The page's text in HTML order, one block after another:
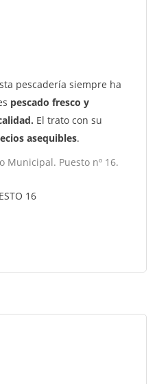
pescadería siempre ha
pescado fresco y
El trato con su
asequibles.
Municipal. Puesto nº 16.
16